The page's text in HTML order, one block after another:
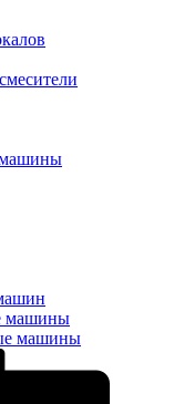
машины
машины
машины